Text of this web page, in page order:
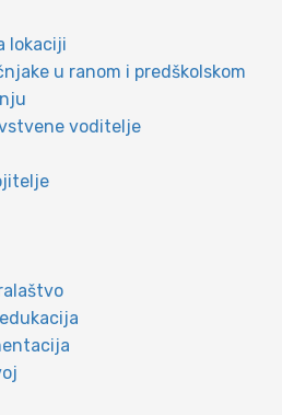
lokaciji
u ranom i predškolskom
voditelje